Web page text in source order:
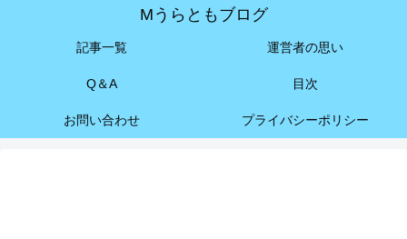
Mうらともブログ
記事一覧 運営者の思い
Q＆A 目次
お問い合わせ プライバシーポリシー